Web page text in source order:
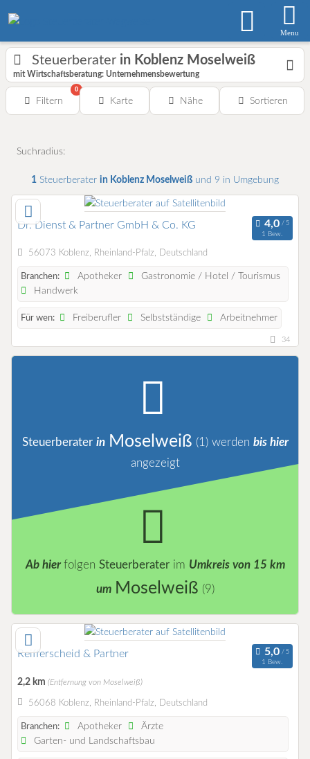
Menu
Steuerberater in Koblenz Moselweiß
mit Wirtschaftsberatung: Unternehmensbewertung
Filtern
0
Karte Nähe Sortieren
Suchradius:
1 Steuerberater in Koblenz Moselweiß und 9 in Umgebung
Dr. Dienst & Partner GmbH & Co. KG
1 Bew.
56073 Koblenz, Rheinland-Pfalz, Deutschland
Branchen: Apotheker
Gastronomie / Hotel / Tourismus
Handwerk
Für wen: Freiberufler Selbstständige Arbeitnehmer
34
Steuerberater in Moselweiß (1)werden bis hier
angezeigt
Ab hierfolgen Steuerberaterim Umkreis von 15 km
um Moselweiß (9)
Reifferscheid & Partner
1 Bew.
2,2 km (Entfernung von Moselweiß)
56068 Koblenz, Rheinland-Pfalz, Deutschland
Branchen: Apotheker
Ärzte
Garten- und Landschaftsbau